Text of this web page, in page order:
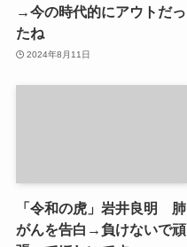
→今の時代的にアウトだっ
たね
2024年8月11日
「令和の虎」岩井良明 肺
がんを告白→負けないで頑